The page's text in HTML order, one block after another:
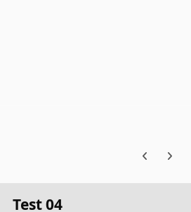
Previous
Next
Test 04